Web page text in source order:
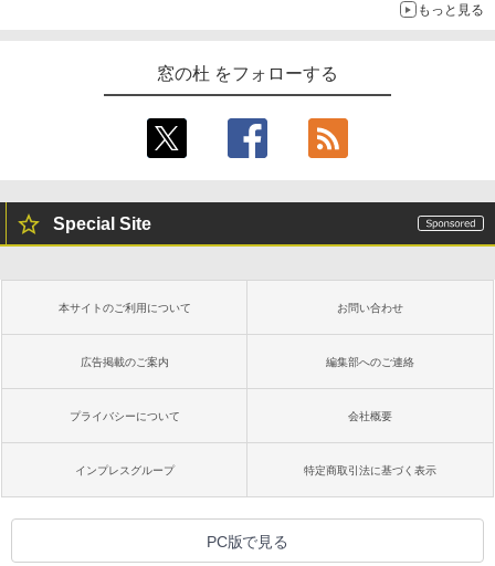
もっと見る
窓の杜 をフォローする
Special Site
本サイトのご利用について お問い合わせ
広告掲載のご案内 編集部へのご連絡
プライバシーについて 会社概要
インプレスグループ 特定商取引法に基づく表示
PC版で見る